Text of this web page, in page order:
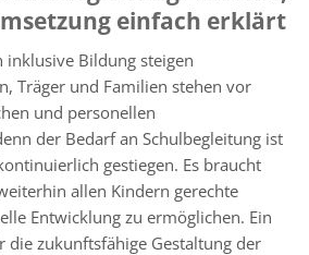
einfach erklärt
inklusive Bildung steigen
Träger und Familien stehen vor
und personellen
der Bedarf an Schulbegleitung ist
gestiegen. Es braucht
allen Kindern gerechte
Entwicklung zu ermöglichen. Ein
die zukunftsfähige Gestaltung der